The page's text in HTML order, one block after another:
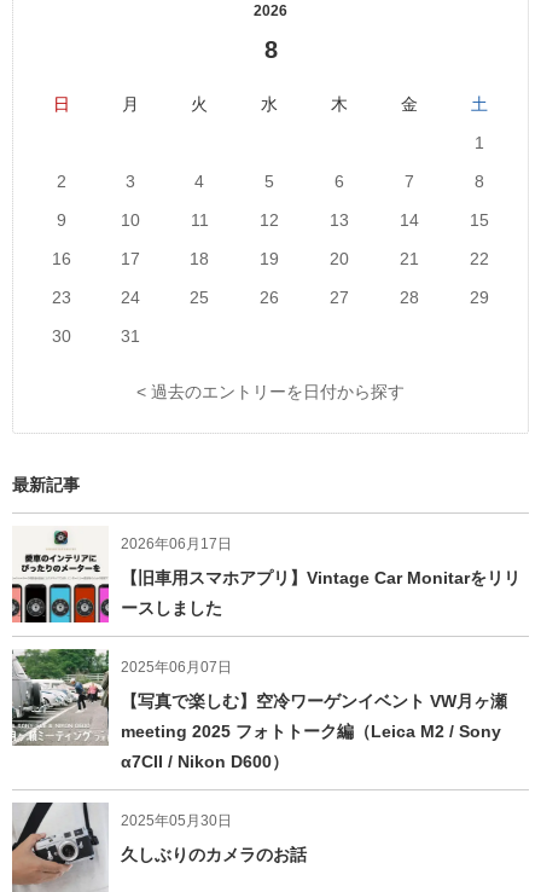
2026
8
日 月 火 水 木 金
土
1
2
3 4 5 6 7
8
9
10 11 12 13 14
15
16
17 18 19 20 21
22
23
24 25 26 27 28
29
30
31
< 過去のエントリーを日付から探す
最新記事
2026年06月17日
【旧車用スマホアプリ】Vintage Car Monitarをリリ
ースしました
2025年06月07日
【写真で楽しむ】空冷ワーゲンイベント VW月ヶ瀬
meeting 2025 フォトトーク編（Leica M2 / Sony
α7CII / Nikon D600）
2025年05月30日
久しぶりのカメラのお話